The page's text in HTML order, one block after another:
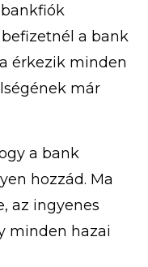
a bank
érkezik minden
már
a bank
hozzád. Ma
az ingyenes
minden hazai